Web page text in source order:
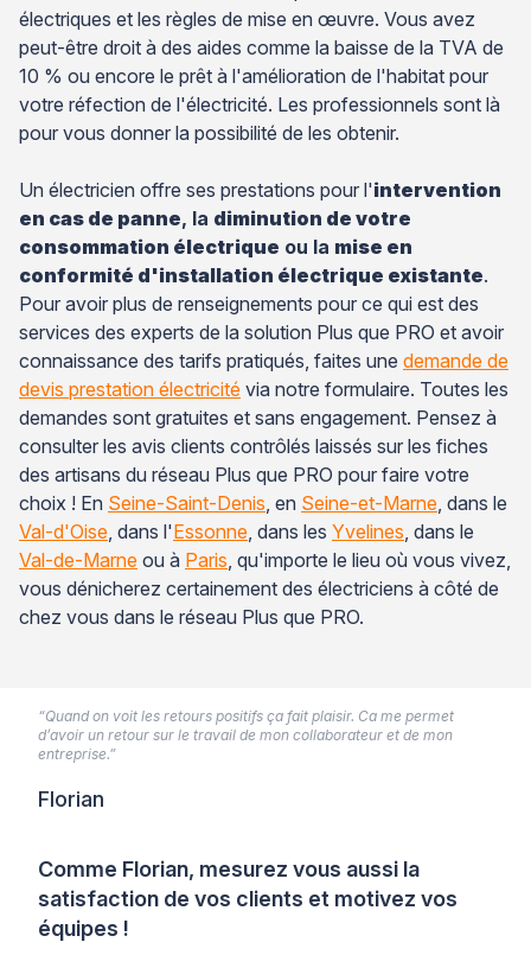
électriques et les règles de mise en œuvre. Vous avez
peut-être droit à des aides comme la baisse de la TVA de
10 % ou encore le prêt à l'amélioration de l'habitat pour
votre réfection de l'électricité. Les professionnels sont là
pour vous donner la possibilité de les obtenir.
Un électricien offre ses prestations pour l'intervention
en cas de panne, la diminution de votre
consommation électrique ou la mise en
conformité d'installation électrique existante.
Pour avoir plus de renseignements pour ce qui est des
services des experts de la solution Plus que PRO et avoir
connaissance des tarifs pratiqués, faites une demande de
devis prestation électricité via notre formulaire. Toutes les
demandes sont gratuites et sans engagement. Pensez à
consulter les avis clients contrôlés laissés sur les fiches
des artisans du réseau Plus que PRO pour faire votre
choix ! En Seine-Saint-Denis , en Seine-et-Marne , dans le
Val-d'Oise , dans l'Essonne , dans les Yvelines , dans le
Val-de-Marne ou à Paris , qu'importe le lieu où vous vivez,
vous dénicherez certainement des électriciens à côté de
chez vous dans le réseau Plus que PRO.
Comme Florian, mesurez vous aussi la
satisfaction de vos clients et motivez vos
équipes !
“Quand on voit les retours positifs ça fait plaisir. Ca me permet
d’avoir un retour sur le travail de mon collaborateur et de mon
entreprise.”
Florian